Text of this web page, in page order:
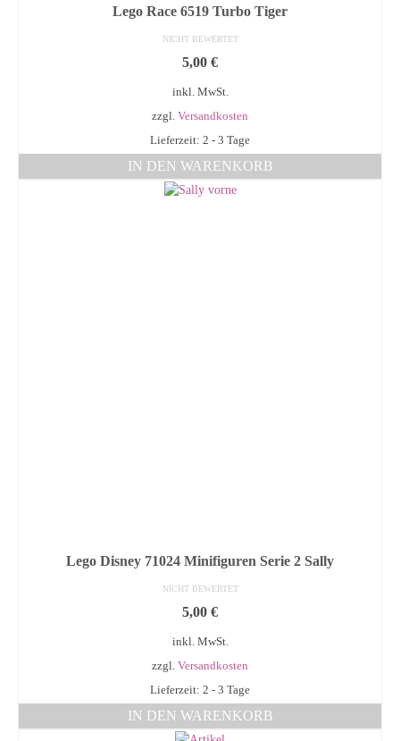
Lego Race 6519 Turbo Tiger
NICHT BEWERTET
5,00 €
inkl. MwSt.
zzgl. Versandkosten
Lieferzeit: 2 - 3 Tage
IN DEN WARENKORB
Lego Disney 71024 Minifiguren Serie 2 Sally
NICHT BEWERTET
5,00 €
inkl. MwSt.
zzgl. Versandkosten
Lieferzeit: 2 - 3 Tage
IN DEN WARENKORB